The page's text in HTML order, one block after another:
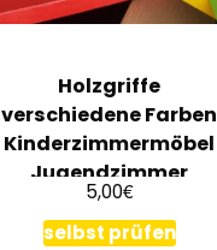
Holzgriffe
verschiedene Farben
Kinderzimmermöbel
Jugendzimmer
Modern Design Calbe
5,00€
selbst prüfen